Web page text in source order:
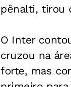
pênalti, tirou
O Inter
cruzou na
forte, mas